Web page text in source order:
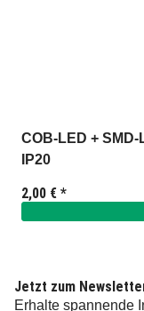
COB-LED +
IP20
2,00 € *
Jetzt zum
Erhalte spannende